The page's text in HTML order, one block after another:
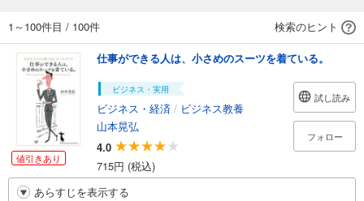
1～100件目 / 100件 検索のヒント
値引きあり
仕事ができる人は、小さめのスーツを着ている。
ビジネス・実用
ビジネス・経済 / ビジネス教養
山本晃弘
4.0
715円 (税込)
試し読み
フォロー
あらすじを表示する